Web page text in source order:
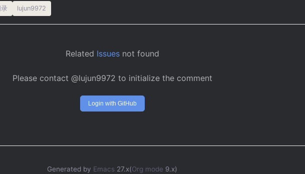
lujun9972
Related Issuesnot found
Please contact @lujun9972 to initialize the comment
Login with GitHub
Generated by Emacs 27.x(Org mode 9.x)